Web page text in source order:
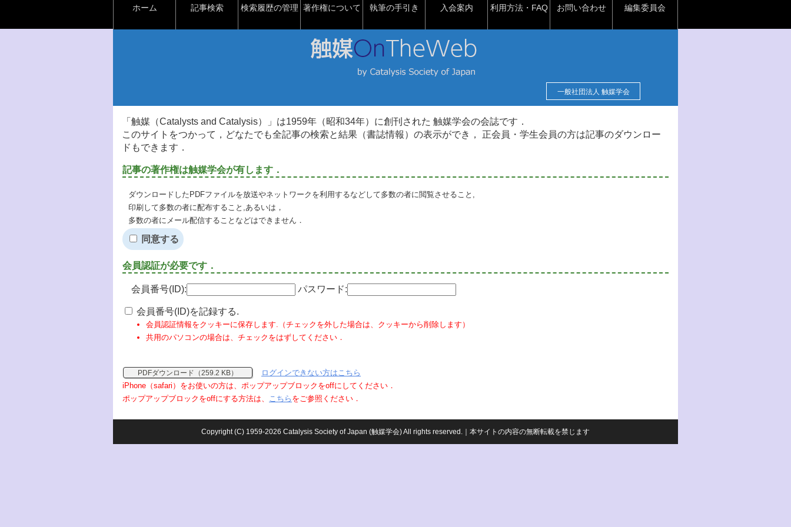
ホーム 記事検索 検索履歴の管理 著作権について 執筆の手引き 入会案内 利用方法・FAQ お問い合わせ 編集委員会
一般社団法人 触媒学会
「触媒（Catalysts and Catalysis）」は1959年（昭和34年）に創刊された 触媒学会の会誌です．
このサイトをつかって，どなたでも全記事の検索と結果（書誌情報）の表示ができ， 正会員・学生会員の方は記事のダウンロー
ドもできます．
記事の著作権は触媒学会が有します．
ダウンロードしたPDFファイルを放送やネットワークを利用するなどして多数の者に閲覧させること,
印刷して多数の者に配布すること,あるいは，
多数の者にメール配信することなどはできません．
同意する
会員認証が必要です．
会員番号(ID): パスワード:
会員番号(ID)を記録する.
会員認証情報をクッキーに保存します.（チェックを外した場合は、クッキーから削除します）
共用のパソコンの場合は、チェックをはずしてください．
PDFダウンロード（259.2 KB）
ログインできない方はこちら
iPhone（safari）をお使いの方は、ポップアップブロックをoffにしてください．
ポップアップブロックをoffにする方法は、 こちら をご参照ください．
Copyright (C) 1959-2026 Catalysis Society of Japan (触媒学会) All rights reserved.｜本サイトの内容の無断転載を禁じます